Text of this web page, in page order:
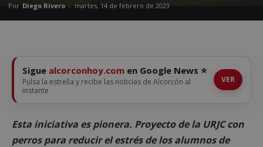
Por Diego Rivero - martes, 14 de febrero de 2023
Sigue alcorconhoy.com en Google News ⭐
Pulsa la estrella y recibe las noticias de Alcorcón al
instante
VER
Esta iniciativa es pionera. Proyecto de la URJC con
perros para reducir el estrés de los alumnos de